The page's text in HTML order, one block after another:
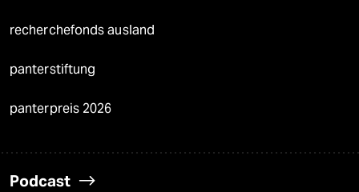
recherchefonds ausland
panterstiftung
panterpreis 2026
Podcast